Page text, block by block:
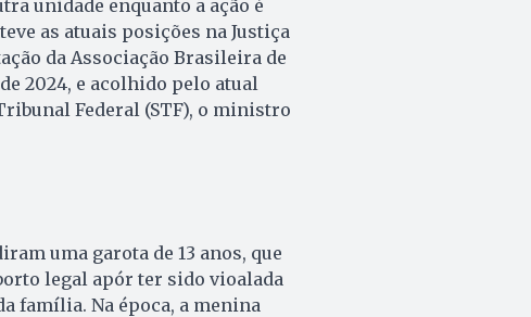
unidade enquanto a ação é
as atuais posições na Justiça
da Associação Brasileira de
2024, e acolhido pelo atual
Federal (STF), o ministro
uma garota de 13 anos, que
legal apór ter sido vioalada
família. Na época, a menina